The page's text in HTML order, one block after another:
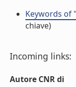
Keywords of
chiave)
Incoming links:
Autore CNR di